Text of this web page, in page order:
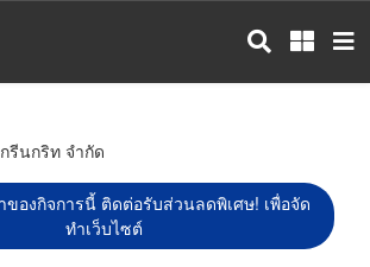
รีนกริท จำกัด
ของกิจการนี้ ติดต่อรับส่วนลดพิเศษ! เพื่อจัด
ทำเว็บไซต์